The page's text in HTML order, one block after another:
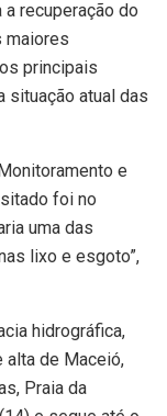
recuperação do
maiores
principais
situação atual das
e
foi no
uma das
lixo e esgoto”,
hidrográfica,
alta de Maceió,
Praia da